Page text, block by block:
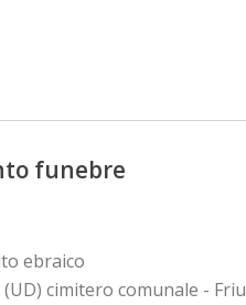
funebre
ebraico
(UD) cimitero comunale -